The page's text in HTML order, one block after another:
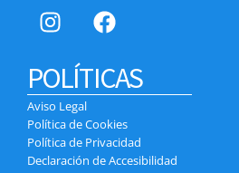
POLÍTICAS
Aviso Legal
Política de Cookies
Política de Privacidad
Declaración de Accesibilidad